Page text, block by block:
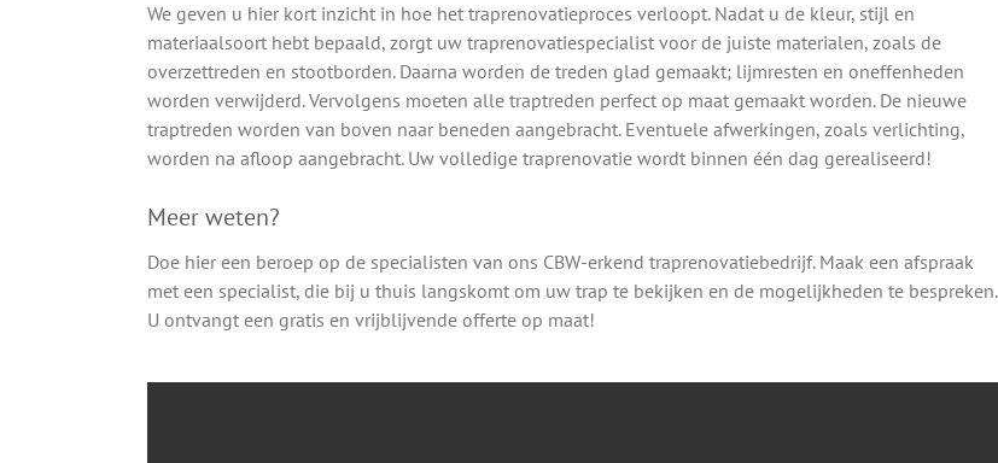
We geven u hier kort inzicht in hoe het traprenovatieproces verloopt. Nadat u de kleur, stijl en
materiaalsoort hebt bepaald, zorgt uw traprenovatiespecialist voor de juiste materialen, zoals de
overzettreden en stootborden. Daarna worden de treden glad gemaakt; lijmresten en oneffenheden
worden verwijderd. Vervolgens moeten alle traptreden perfect op maat gemaakt worden. De nieuwe
traptreden worden van boven naar beneden aangebracht. Eventuele afwerkingen, zoals verlichting,
worden na afloop aangebracht. Uw volledige traprenovatie wordt binnen één dag gerealiseerd!
Meer weten?
Doe hier een beroep op de specialisten van ons CBW-erkend traprenovatiebedrijf. Maak een afspraak
met een specialist, die bij u thuis langskomt om uw trap te bekijken en de mogelijkheden te bespreken.
U ontvangt een gratis en vrijblijvende offerte op maat!